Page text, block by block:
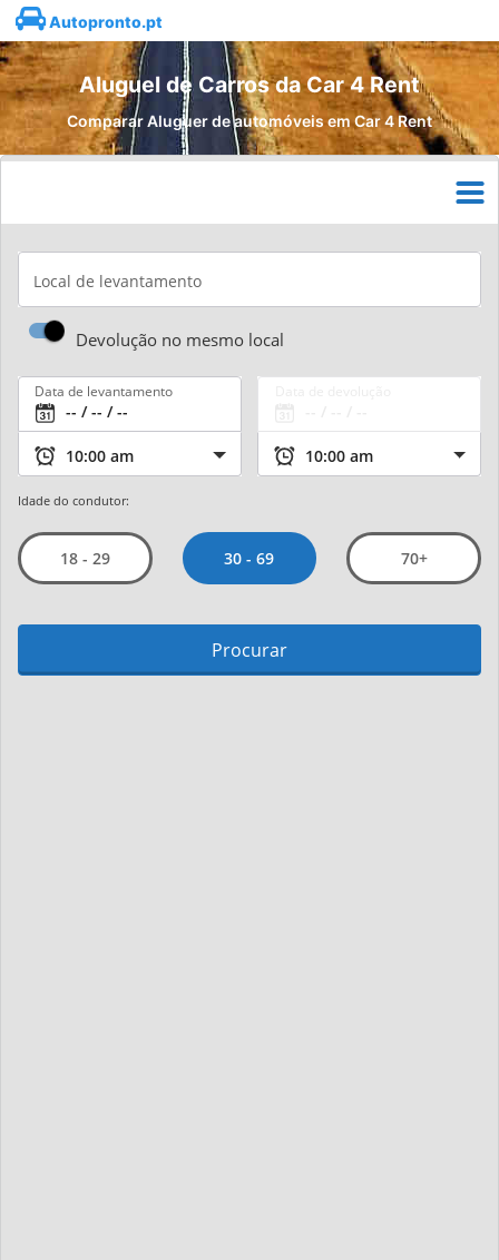
Autopronto.pt
Aluguel de Carros da Car 4 Rent
Comparar Aluguer de automóveis em Car 4 Rent
Local de levantamento
Devolução no mesmo local
Data de levantamento
Idade do condutor:
18 - 29 30 - 69 70+
Procurar